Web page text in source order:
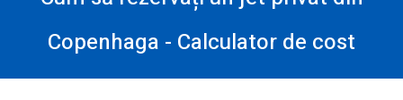
Copenhaga - Calculator de cost